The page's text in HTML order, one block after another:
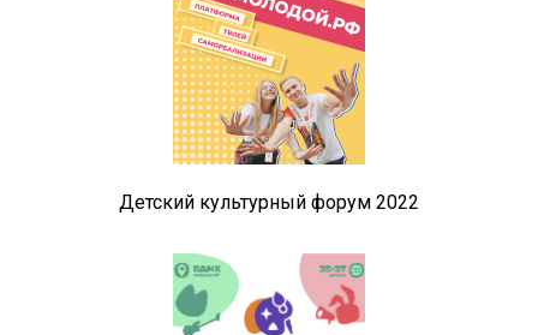
Детский культурный форум 2022